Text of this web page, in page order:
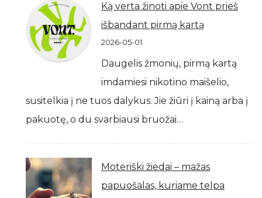
Ką verta žinoti apie Vont prieš
išbandant pirmą kartą
2026-05-01
Daugelis žmonių, pirmą kartą
imdamiesi nikotino maišelio,
susitelkia į ne tuos dalykus. Jie žiūri į kainą arba į
pakuotę, o du svarbiausi bruožai…
Moteriški žiedai – mažas
papuošalas, kuriame telpa